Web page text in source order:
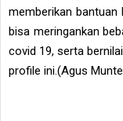
memberikan bantuan
bisa meringankan
covid 19, serta
profile ini.(Agus